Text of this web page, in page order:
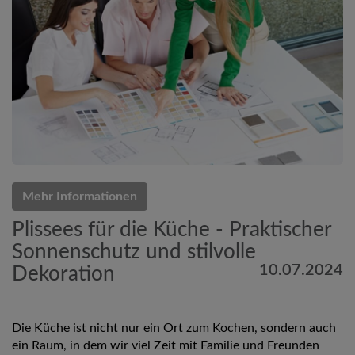
Mehr Informationen
Plissees für die Küche - Praktischer
Sonnenschutz und stilvolle
Dekoration
10.07.2024
Die Küche ist nicht nur ein Ort zum Kochen, sondern auch
ein Raum, in dem wir viel Zeit mit Familie und Freunden